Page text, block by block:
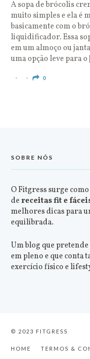
A sopa de brócolis
muito simples e ela é
basicamente com o
liquidificador. Essa
em um almoço ou
uma opção leve para
0
SOBRE NÓS
O Fitgress surge
dereceitas fit e
melhores dicas para
equilibrada.
Um blog que
em pleno e que conta
exercício físico e
© 2023 FITGRESS
HOME TERMOS &